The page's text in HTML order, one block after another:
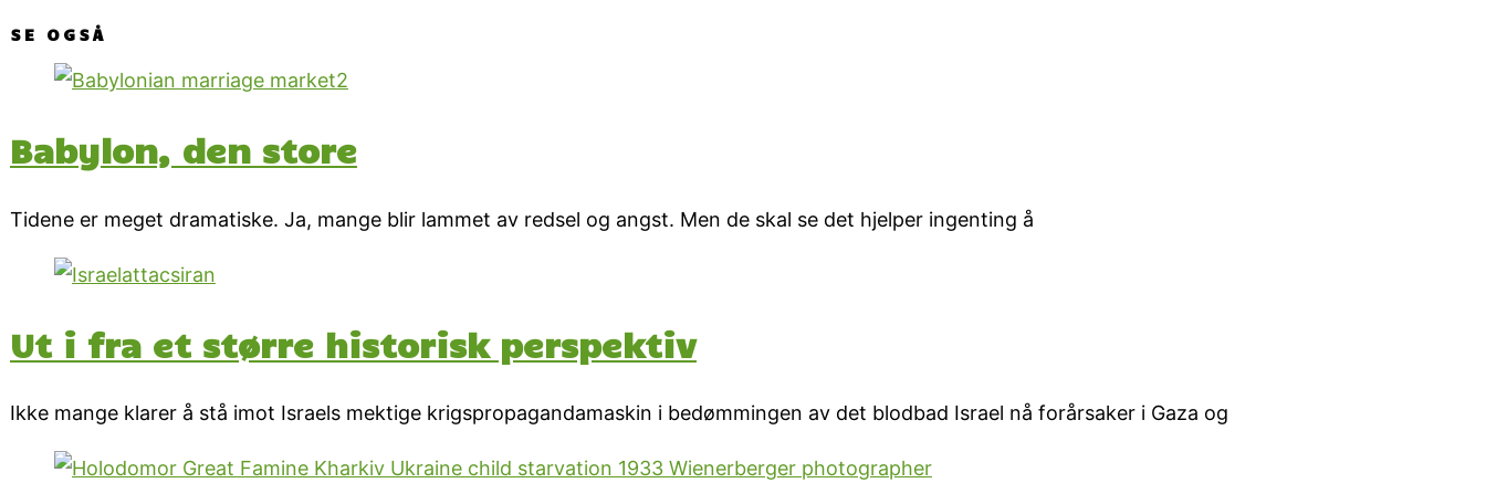
SE OGSÅ
Babylon, den store
Tidene er meget dramatiske. Ja, mange blir lammet av redsel og angst. Men de skal se det hjelper ingenting å
Ut i fra et større historisk perspektiv
Ikke mange klarer å stå imot Israels mektige krigspropagandamaskin i bedømmingen av det blodbad Israel nå forårsaker i Gaza og